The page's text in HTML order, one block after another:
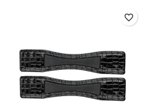
favorite_border